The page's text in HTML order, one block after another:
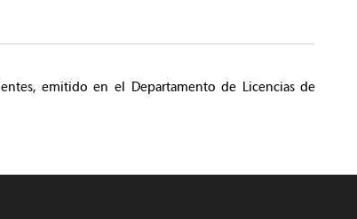
emitido en el Departamento de Licencias de